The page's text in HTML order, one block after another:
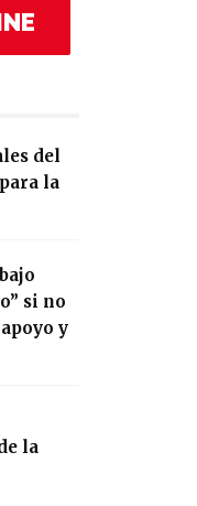
del
la
si no
y
la